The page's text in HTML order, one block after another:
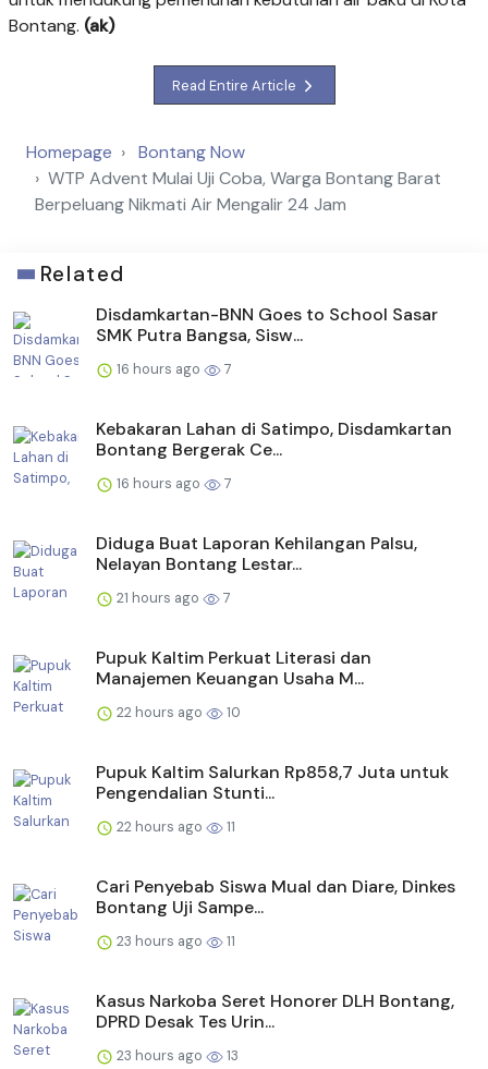
Bontang. (ak)
Read Entire Article
Homepage
Bontang Now
WTP Advent Mulai Uji Coba, Warga Bontang Barat
Berpeluang Nikmati Air Mengalir 24 Jam
Related
Disdamkartan-BNN Goes to School Sasar
SMK Putra Bangsa, Sisw...
16 hours ago 7
Kebakaran Lahan di Satimpo, Disdamkartan
Bontang Bergerak Ce...
16 hours ago 7
Diduga Buat Laporan Kehilangan Palsu,
Nelayan Bontang Lestar...
21 hours ago 7
Pupuk Kaltim Perkuat Literasi dan
Manajemen Keuangan Usaha M...
22 hours ago 10
Pupuk Kaltim Salurkan Rp858,7 Juta untuk
Pengendalian Stunti...
22 hours ago 11
Cari Penyebab Siswa Mual dan Diare, Dinkes
Bontang Uji Sampe...
23 hours ago 11
Kasus Narkoba Seret Honorer DLH Bontang,
DPRD Desak Tes Urin...
23 hours ago 13